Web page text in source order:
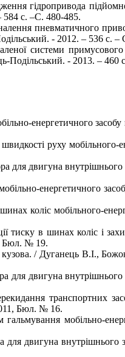
584 с. –С. 480-485.
пневматичного
- 2012. – 536 с. –
системи примусового
Подільський. - 2013. – 460
енергетичного
руху
для двигуна
енергетичного
коліс мобільного-
в шинах коліс і
Бюл. № 19.
/ Дуганець В.І.,
для двигуна
Бюл. № 16.
мобільно-
двигуна